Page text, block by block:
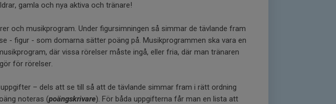
gamla och nya aktiva och tränare!
och musikprogram. Under figursimningen så simmar de tävlande fram
- figur - som domarna sätter poäng på. Musikprogrammen ska vara en
där vissa rörelser måste ingå, eller fria, där man tränaren
för rörelser.
– dels att se till så att de tävlande simmar fram i rätt ordning
noteras (poängskrivare). För båda uppgifterna får man en lista att